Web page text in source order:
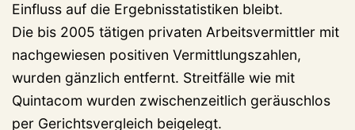
Einfluss auf die Ergebnisstatistiken bleibt.
Die bis 2005 tätigen privaten Arbeitsvermittler mit
nachgewiesen positiven Vermittlungszahlen,
wurden gänzlich entfernt. Streitfälle wie mit
Quintacom wurden zwischenzeitlich geräuschlos
per Gerichtsvergleich beigelegt.